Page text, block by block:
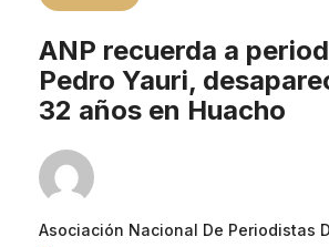
ANP recuerda a
Pedro Yauri,
32 años en Huacho
Asociación Nacional De Periodistas